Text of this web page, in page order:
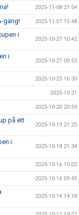
2025-11-08 21:54
gäng! 2025-11-07 15:48
i
2025-10-27 10:42
i
2025-10-27 09:52
2025-10-25 16:30
2025-10-21
2025-10-20 20:59
på ett
2025-10-19 21:25
i
2025-10-18 21:34
2025-10-16 10:02
2025-10-16 09:45
2025-10-14 14:18